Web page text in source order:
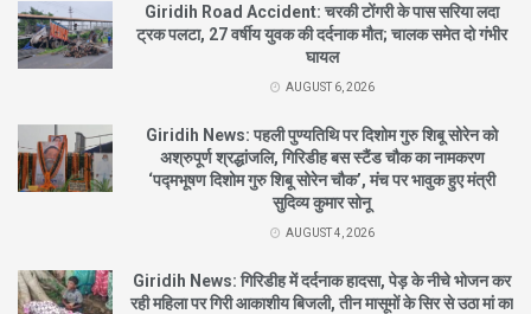
Giridih Road Accident: चरकी टोंगरी के पास सरिया लदा
ट्रक पलटा, 27 वर्षीय युवक की दर्दनाक मौत; चालक समेत दो गंभीर
घायल
AUGUST 6, 2026
Giridih News: पहली पुण्यतिथि पर दिशोम गुरु शिबू सोरेन को
अश्रुपूर्ण श्रद्धांजलि, गिरिडीह बस स्टैंड चौक का नामकरण
‘पद्मभूषण दिशोम गुरु शिबू सोरेन चौक’, मंच पर भावुक हुए मंत्री
सुदिव्य कुमार सोनू
AUGUST 4, 2026
Giridih News: गिरिडीह में दर्दनाक हादसा, पेड़ के नीचे भोजन कर
रही महिला पर गिरी आकाशीय बिजली, तीन मासूमों के सिर से उठा मां का